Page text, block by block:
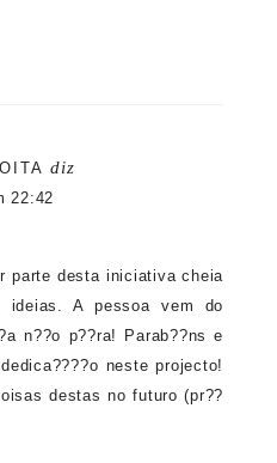
diz
22:42
parte desta iniciativa cheia
ideias. A pessoa vem do
n??o p??ra! Parab??ns e
neste projecto!
destas no futuro (pr??